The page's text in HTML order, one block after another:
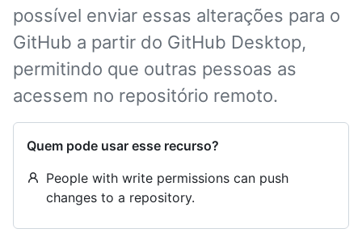
possível enviar essas alterações para o
GitHub a partir do GitHub Desktop,
permitindo que outras pessoas as
acessem no repositório remoto.
Quem pode usar esse recurso?
People with write permissions can push
changes to a repository.